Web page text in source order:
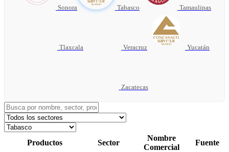
Sonora Tabasco Tamaulipas
Tlaxcala Veracruz Yucatán
Zacatecas
Productos Sector
Nombre
Comercial
Fuente